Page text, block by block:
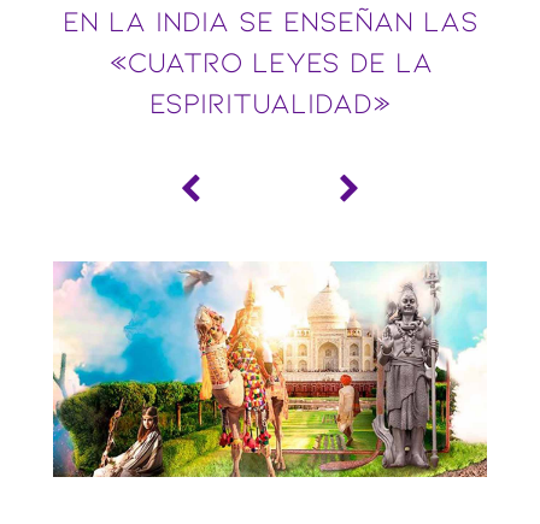
EN LA INDIA SE ENSEÑAN LAS
«CUATRO LEYES DE LA
ESPIRITUALIDAD»